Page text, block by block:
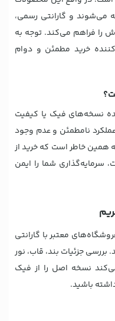
می‌شوند و گارانتی رسمی،
را فراهم می‌کند. توجه به
خرید مطمئن و دوام
نسخه‌های فیک یا کیفیت
نامطمئن و عدم وجود
همین خاطر است که خرید از
سرمایه‌گذاری شما را ایمن
معتبر با گارانتی
جزئیات بند، قاب، نور
نسخه اصل را از فیک
باشید.